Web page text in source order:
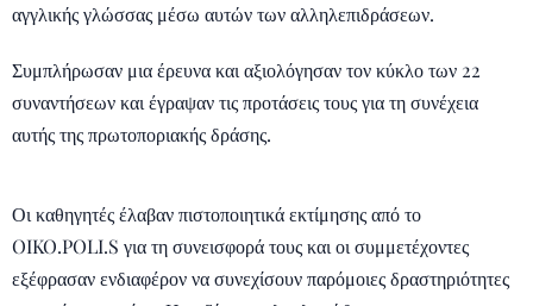
αγγλικής γλώσσας μέσω αυτών των αλληλεπιδράσεων.
Συμπλήρωσαν μια έρευνα και αξιολόγησαν τον κύκλο των 22
συναντήσεων και έγραψαν τις προτάσεις τους για τη συνέχεια
αυτής της πρωτοποριακής δράσης.
Οι καθηγητές έλαβαν πιστοποιητικά εκτίμησης από το
OIKO.POLI.S για τη συνεισφορά τους και οι συμμετέχοντες
εξέφρασαν ενδιαφέρον να συνεχίσουν παρόμοιες δραστηριότητες